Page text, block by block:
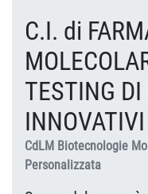
C.I. di
TESTING DI
INNOVATIVI
CdLM Biotecnologie
Personalizzata